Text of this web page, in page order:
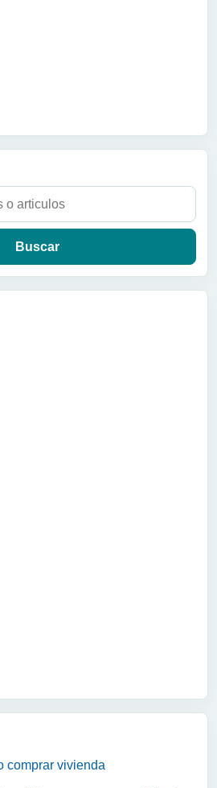
comprar vivienda